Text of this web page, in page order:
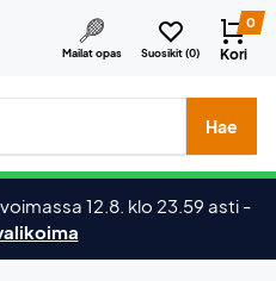
Mailat opas Suosikit (0)
0
Kori
jne.
Hae
voimassa 12.8. klo 23.59 asti -